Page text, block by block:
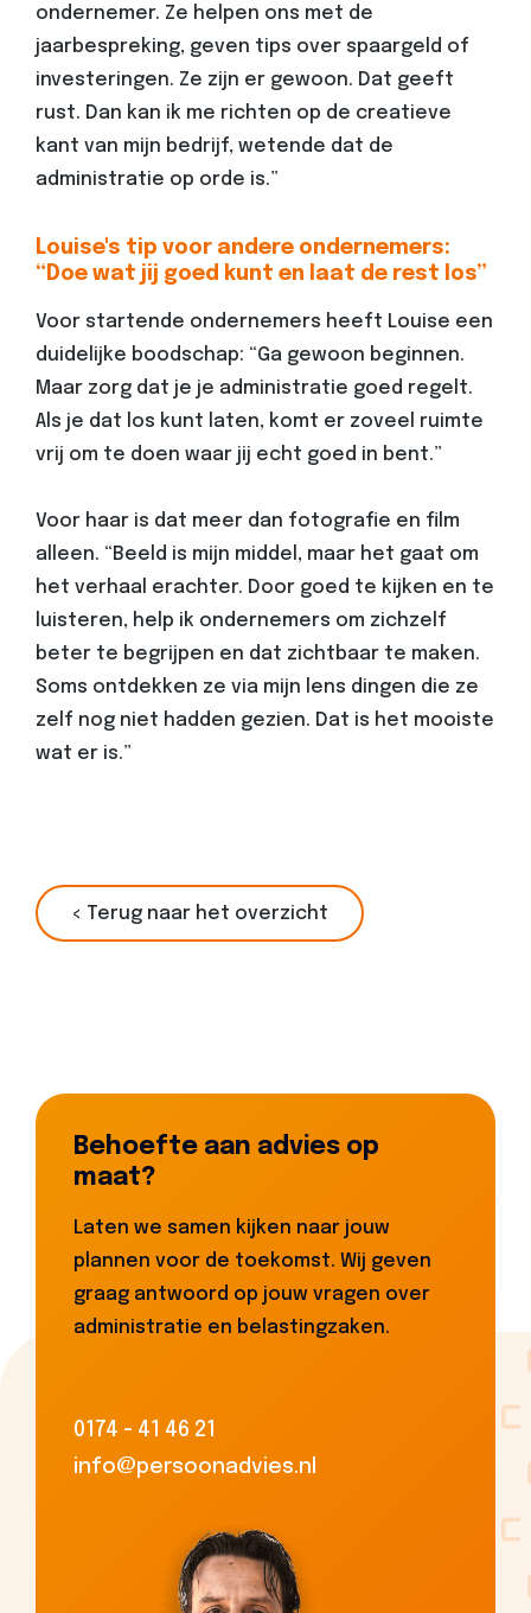
ondernemer. Ze helpen ons met de
jaarbespreking, geven tips over spaargeld of
investeringen. Ze zijn er gewoon. Dat geeft
rust. Dan kan ik me richten op de creatieve
kant van mijn bedrijf, wetende dat de
administratie op orde is.”
Louise's tip voor andere ondernemers:
“Doe wat jij goed kunt en laat de rest los”
Voor startende ondernemers heeft Louise een
duidelijke boodschap: “Ga gewoon beginnen.
Maar zorg dat je je administratie goed regelt.
Als je dat los kunt laten, komt er zoveel ruimte
vrij om te doen waar jij echt goed in bent.”
Voor haar is dat meer dan fotografie en film
alleen. “Beeld is mijn middel, maar het gaat om
het verhaal erachter. Door goed te kijken en te
luisteren, help ik ondernemers om zichzelf
beter te begrijpen en dat zichtbaar te maken.
Soms ontdekken ze via mijn lens dingen die ze
zelf nog niet hadden gezien. Dat is het mooiste
wat er is.”
< Terug naar het overzicht
Behoefte aan advies op
maat?
Laten we samen kijken naar jouw
plannen voor de toekomst. Wij geven
graag antwoord op jouw vragen over
administratie en belastingzaken.
0174 - 41 46 21
info@persoonadvies.nl